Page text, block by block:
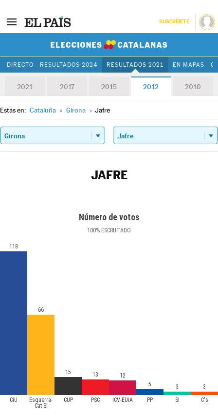
SUSCRÍBETE
DIRECTO RESULTADOS 2024 RESULTADOS 2021 EN MAPAS
2021 2017 2015 2012 2010
Estás en: Cataluña » Girona » Jafre
JAFRE
Número de votos
100% ESCRUTADO
CiU
Esquerra-
Cat Sí
CUP PSC ICV-EUiA PP SI C's
118
66
15 13
12
5
3 3